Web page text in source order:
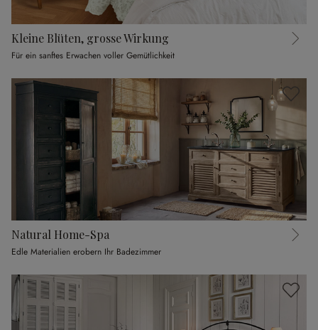
Kleine Blüten, grosse Wirkung
Für ein sanftes Erwachen voller Gemütlichkeit
Natural Home-Spa
Edle Materialien erobern Ihr Badezimmer